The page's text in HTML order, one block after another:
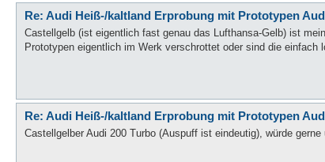
Re: Audi Heiß-/kaltland Erprobung mit Prototypen
Castellgelb (ist eigentlich fast genau das Lufthansa-Gelb) ist
Prototypen eigentlich im Werk verschrottet oder sind die
Re: Audi Heiß-/kaltland Erprobung mit Prototypen
Castellgelber Audi 200 Turbo (Auspuff ist eindeutig), würde